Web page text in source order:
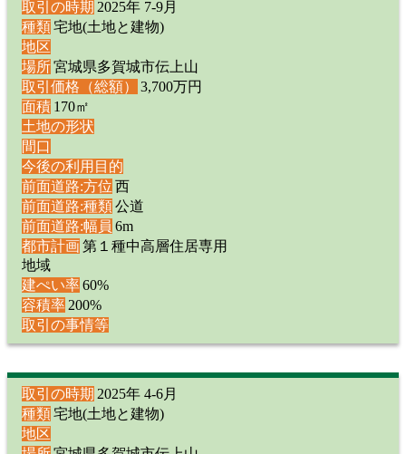
取引の時期 2025年 7-9月
種類 宅地(土地と建物)
地区
場所宮城県多賀城市伝上山
取引価格（総額）
3,700万円
面積 170㎡
土地の形状
間口
今後の利用目的
前面道路:方位 西
前面道路:種類 公道
前面道路:幅員 6m
都市計画 第１種中高層住居専用
地域
建ぺい率60%
容積率200%
取引の事情等
取引の時期 2025年 4-6月
種類 宅地(土地と建物)
地区